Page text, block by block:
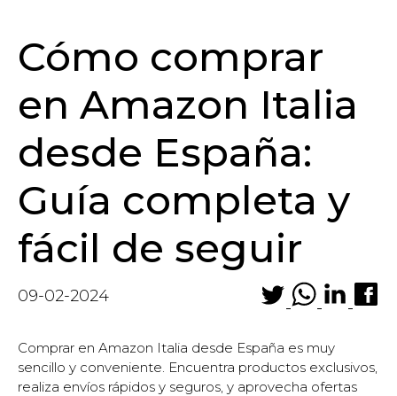
Cómo comprar
en Amazon Italia
desde España:
Guía completa y
fácil de seguir
09-02-2024
Comprar en Amazon Italia desde España es muy
sencillo y conveniente. Encuentra productos exclusivos,
realiza envíos rápidos y seguros, y aprovecha ofertas